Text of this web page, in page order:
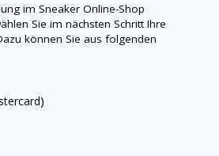
im Sneaker Online-Shop
Sie im nächsten Schritt Ihre
können Sie aus folgenden